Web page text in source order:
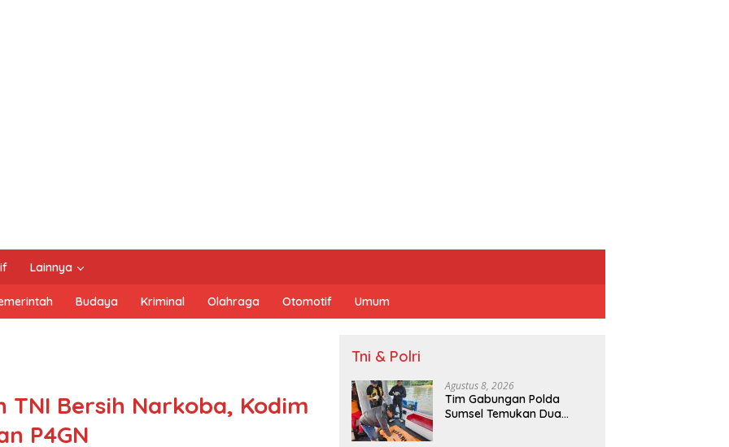
Lainnya
Budaya Kriminal Olahraga Otomotif Umum
Bersih Narkoba, Kodim
P4GN
Tni & Polri
Agustus 8, 2026
Tim Gabungan Polda
Sumsel Temukan Dua